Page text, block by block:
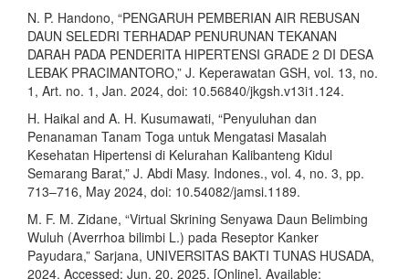
N. P. Handono, “PENGARUH PEMBERIAN AIR REBUSAN
DAUN SELEDRI TERHADAP PENURUNAN TEKANAN
DARAH PADA PENDERITA HIPERTENSI GRADE 2 DI DESA
LEBAK PRACIMANTORO,” J. Keperawatan GSH, vol. 13, no.
1, Art. no. 1, Jan. 2024, doi: 10.56840/jkgsh.v13i1.124.
H. Haikal and A. H. Kusumawati, “Penyuluhan dan
Penanaman Tanam Toga untuk Mengatasi Masalah
Kesehatan Hipertensi di Kelurahan Kalibanteng Kidul
Semarang Barat,” J. Abdi Masy. Indones., vol. 4, no. 3, pp.
713–716, May 2024, doi: 10.54082/jamsi.1189.
M. F. M. Zidane, “Virtual Skrining Senyawa Daun Belimbing
Wuluh (Averrhoa bilimbi L.) pada Reseptor Kanker
Payudara,” Sarjana, UNIVERSITAS BAKTI TUNAS HUSADA,
2024. Accessed: Jun. 20, 2025. [Online]. Available: